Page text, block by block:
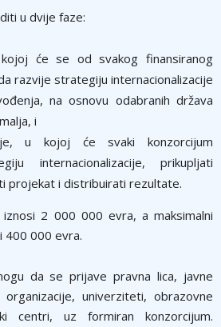
u dvije faze:
će se od svakog finansiranog
razvije strategiju internacionalizacije
na osnovu odabranih država
i
u kojoj će svaki konzorcijum
internacionalizacije, prikuplјati
projekat i distribuirati rezultate.
iznosi 2 000 000 evra, a maksimalni
400 000 evra.
da se prijave pravna lica, javne
univerziteti, obrazovne
centri, uz formiran konzorcijum.